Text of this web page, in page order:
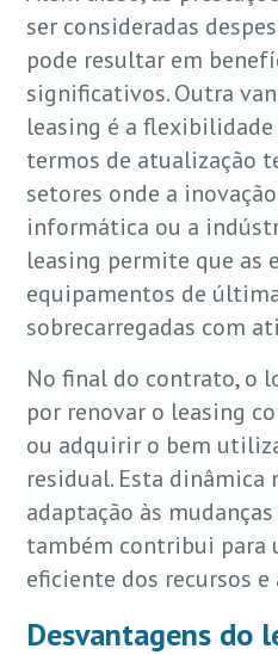
ser consideradas
pode resultar em
significativos. Outra
leasing é a
termos de atualização
setores onde a
informática ou a
leasing permite que as
equipamentos de
sobrecarregadas com
No final do contrato, o
por renovar o leasing
ou adquirir o bem
residual. Esta
adaptação às
também contribui para
eficiente dos recursos
Desvantagens do